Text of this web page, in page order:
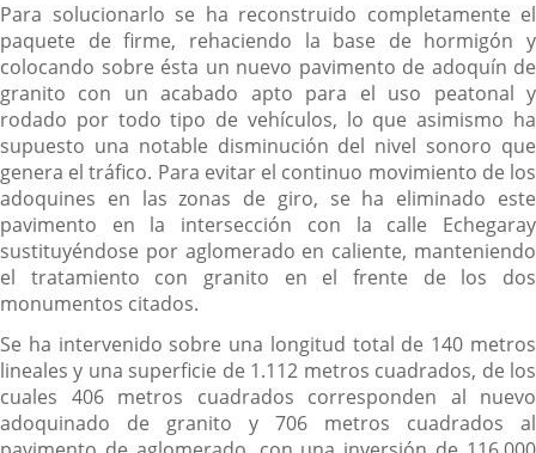
Para solucionarlo se ha reconstruido completamente el
paquete de firme, rehaciendo la base de hormigón y
colocando sobre ésta un nuevo pavimento de adoquín de
granito con un acabado apto para el uso peatonal y
rodado por todo tipo de vehículos, lo que asimismo ha
supuesto una notable disminución del nivel sonoro que
genera el tráfico. Para evitar el continuo movimiento de los
adoquines en las zonas de giro, se ha eliminado este
pavimento en la intersección con la calle Echegaray
sustituyéndose por aglomerado en caliente, manteniendo
el tratamiento con granito en el frente de los dos
monumentos citados.
Se ha intervenido sobre una longitud total de 140 metros
lineales y una superficie de 1.112 metros cuadrados, de los
cuales 406 metros cuadrados corresponden al nuevo
adoquinado de granito y 706 metros cuadrados al